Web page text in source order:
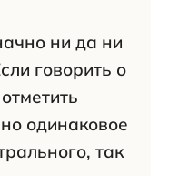
ни да ни
говорить о
одинаковое
так